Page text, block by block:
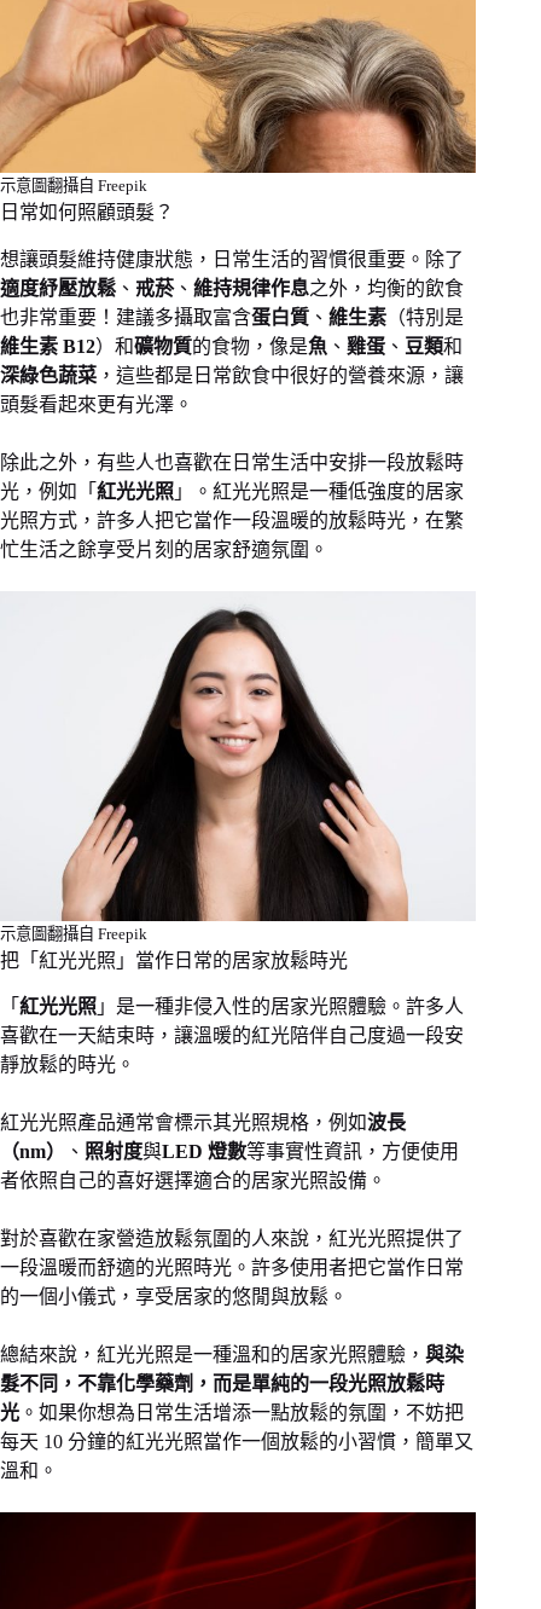
示意圖翻攝自 Freepik
日常如何照顧頭髮？
想讓頭髮維持健康狀態，日常生活的習慣很重要。除了
適度紓壓放鬆 、 戒菸、 維持規律作息之外，均衡的飲食
也非常重要！建議多攝取富含蛋白質 、 維生素 （特別是
維生素 B12）和礦物質的食物，像是魚 、 雞蛋 、 豆類和
深綠色蔬菜 ，這些都是日常飲食中很好的營養來源，讓
頭髮看起來更有光澤。
除此之外，有些人也喜歡在日常生活中安排一段放鬆時
光，例如「 紅光光照 」。紅光光照是一種低強度的居家
光照方式，許多人把它當作一段溫暖的放鬆時光，在繁
忙生活之餘享受片刻的居家舒適氛圍。
示意圖翻攝自 Freepik
把「紅光光照」當作日常的居家放鬆時光
「 紅光光照 」是一種非侵入性的居家光照體驗。許多人
喜歡在一天結束時，讓溫暖的紅光陪伴自己度過一段安
靜放鬆的時光。
紅光光照產品通常會標示其光照規格，例如波長
（nm）
、 照射度與LED 燈數等事實性資訊，方便使用
者依照自己的喜好選擇適合的居家光照設備。
對於喜歡在家營造放鬆氛圍的人來說，紅光光照提供了
一段溫暖而舒適的光照時光。許多使用者把它當作日常
的一個小儀式，享受居家的悠閒與放鬆。
總結來說，紅光光照是一種溫和的居家光照體驗， 與染
髮不同，不靠化學藥劑，而是單純的一段光照放鬆時
光 。如果你想為日常生活增添一點放鬆的氛圍，不妨把
每天 10 分鐘的紅光光照當作一個放鬆的小習慣，簡單又
溫和。